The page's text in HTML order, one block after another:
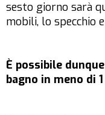
sesto giorno sarà
mobili, lo specchio
È possibile
bagno in meno di